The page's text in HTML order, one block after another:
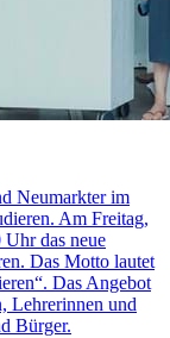
Neumarkter im
Am Freitag,
das neue
Das Motto lautet
Das Angebot
Lehrerinnen und
Bürger.